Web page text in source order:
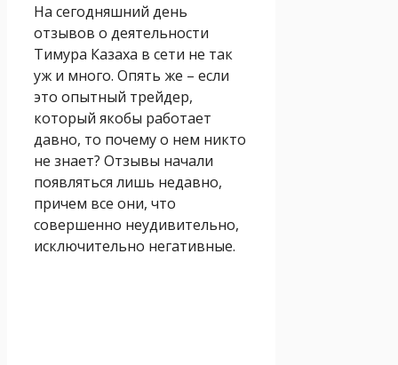
На сегодняшний день
отзывов о деятельности
Тимура Казаха в сети не так
уж и много. Опять же – если
это опытный трейдер,
который якобы работает
давно, то почему о нем никто
не знает? Отзывы начали
появляться лишь недавно,
причем все они, что
совершенно неудивительно,
исключительно негативные.